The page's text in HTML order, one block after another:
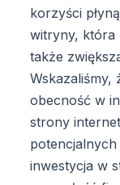
korzyści
witryny, która
także
Wskazaliśmy,
obecność w
strony
potencjalnych
inwestycja w